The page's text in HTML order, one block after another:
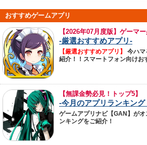
おすすめゲームアプリ
【2026年07月度版】ゲーマー
-厳選おすすめアプリ-
【厳選おすすめアプリ】
今ハマ
紹介！！スマートフォン向けお
【無課金勢必見！トップ5】
-今月のアプリランキング
ゲームアプリナビ【GAN】が
ンキングをご紹介！